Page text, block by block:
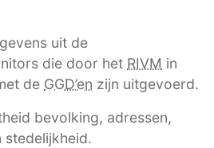
uit de
die door het RIVM in
de GGD’en zijn uitgevoerd.
bevolking, adressen,
stedelijkheid.